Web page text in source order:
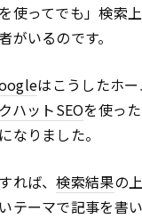
使ってでも」検索
がいるのです。
はこうしたホ
ハットSEOを使っ
なりました。
れば、検索結果の
テーマで記事を書